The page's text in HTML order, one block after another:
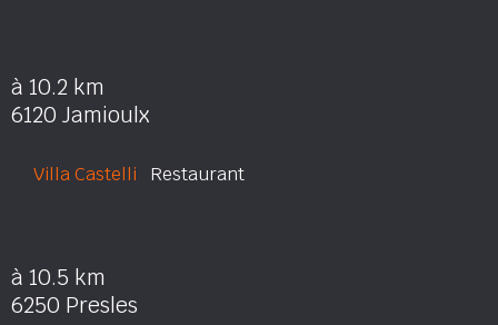
à 10.2 km
6120 Jamioulx
Villa Castelli Restaurant
à 10.5 km
6250 Presles